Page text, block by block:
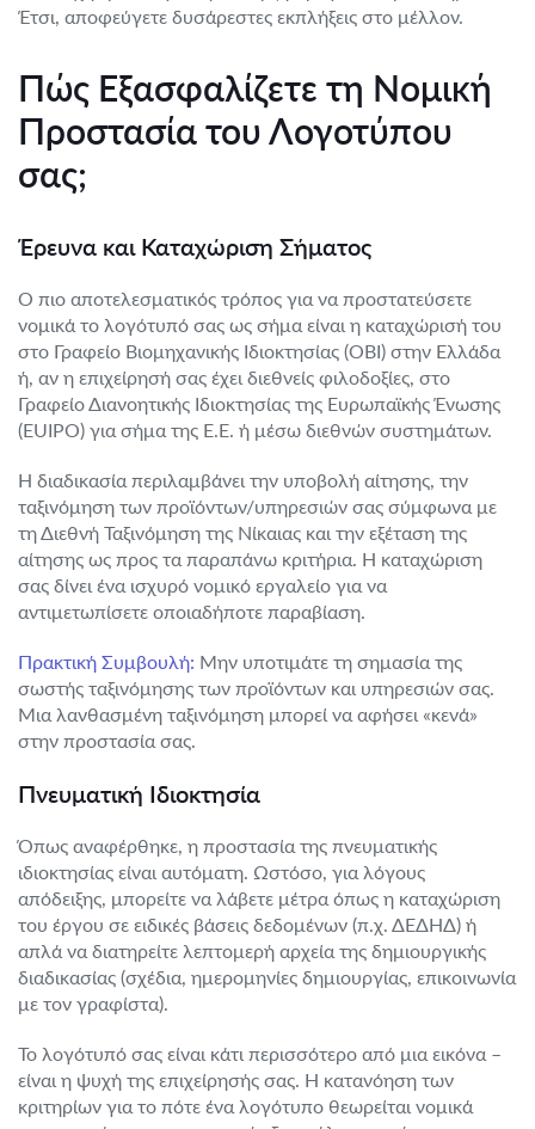
Έτσι, αποφεύγετε δυσάρεστες εκπλήξεις στο μέλλον.
Πώς Εξασφαλίζετε τη Νομική
Προστασία του Λογοτύπου
σας;
Έρευνα και Καταχώριση Σήματος
Ο πιο αποτελεσματικός τρόπος για να προστατεύσετε
νομικά το λογότυπό σας ως σήμα είναι η καταχώρισή του
στο Γραφείο Βιομηχανικής Ιδιοκτησίας (ΟΒΙ) στην Ελλάδα
ή, αν η επιχείρησή σας έχει διεθνείς φιλοδοξίες, στο
Γραφείο Διανοητικής Ιδιοκτησίας της Ευρωπαϊκής Ένωσης
(EUIPO) για σήμα της Ε.Ε. ή μέσω διεθνών συστημάτων.
Η διαδικασία περιλαμβάνει την υποβολή αίτησης, την
ταξινόμηση των προϊόντων/υπηρεσιών σας σύμφωνα με
τη Διεθνή Ταξινόμηση της Νίκαιας και την εξέταση της
αίτησης ως προς τα παραπάνω κριτήρια. Η καταχώριση
σας δίνει ένα ισχυρό νομικό εργαλείο για να
αντιμετωπίσετε οποιαδήποτε παραβίαση.
Πρακτική Συμβουλή: Μην υποτιμάτε τη σημασία της
σωστής ταξινόμησης των προϊόντων και υπηρεσιών σας.
Μια λανθασμένη ταξινόμηση μπορεί να αφήσει «κενά»
στην προστασία σας.
Πνευματική Ιδιοκτησία
Όπως αναφέρθηκε, η προστασία της πνευματικής
ιδιοκτησίας είναι αυτόματη. Ωστόσο, για λόγους
απόδειξης, μπορείτε να λάβετε μέτρα όπως η καταχώριση
του έργου σε ειδικές βάσεις δεδομένων (π.χ. ΔΕΔΗΔ) ή
απλά να διατηρείτε λεπτομερή αρχεία της δημιουργικής
διαδικασίας (σχέδια, ημερομηνίες δημιουργίας, επικοινωνία
με τον γραφίστα).
Το λογότυπό σας είναι κάτι περισσότερο από μια εικόνα –
είναι η ψυχή της επιχείρησής σας. Η κατανόηση των
κριτηρίων για το πότε ένα λογότυπο θεωρείται νομικά